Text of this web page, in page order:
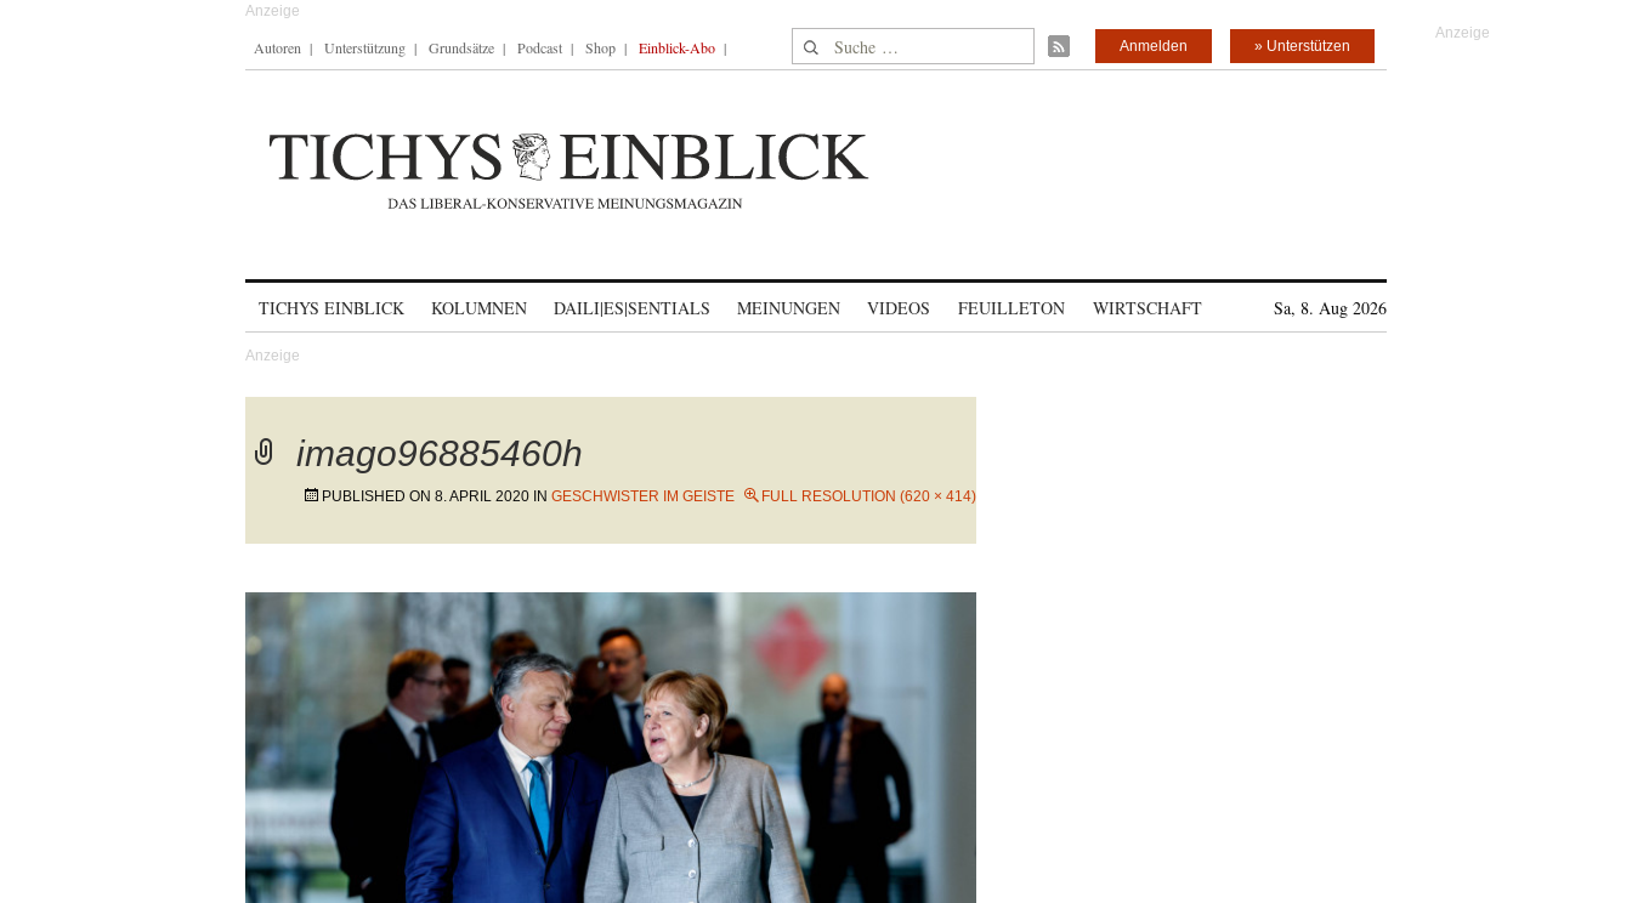
Autoren Unterstützung Grundsätze Podcast Shop Einblick-Abo Suche nach: » Unterstützen
Anmelden
TICHYS EINBLICK KOLUMNEN DAILI|ES|SENTIALS MEINUNGEN VIDEOS FEUILLETON WIRTSCHAFT Sa, 8. Aug 2026
imago96885460h
PUBLISHED ON 8. APRIL 2020 IN GESCHWISTER IM GEISTE FULL RESOLUTION (620 × 414)